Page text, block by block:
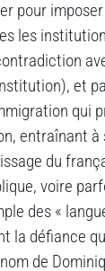
pour imposer
les
et
qui
entraînant à
du
voire
des «
la défiance
de